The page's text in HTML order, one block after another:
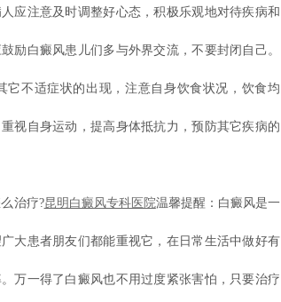
应注意及时调整好心态，积极乐观地对待疾病和
励白癜风患儿们多与外界交流，不要封闭自己。
不适症状的出现，注意自身饮食状况，饮食均
视自身运动，提高身体抵抗力，预防其它疾病的
治疗?昆明白癜风专科医院温馨提醒：白癜风是一
大患者朋友们都能重视它，在日常生活中做好有
万一得了白癜风也不用过度紧张害怕，只要治疗